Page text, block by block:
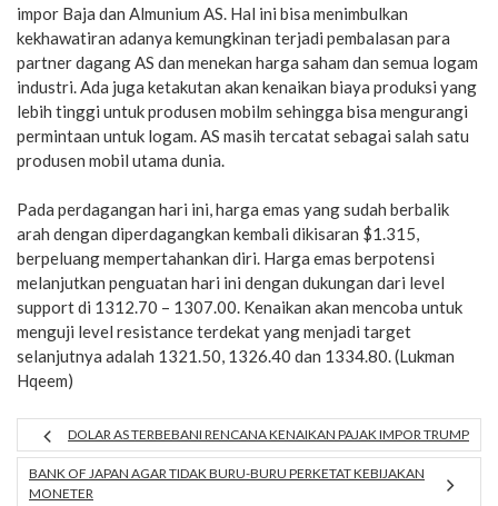
impor Baja dan Almunium AS. Hal ini bisa menimbulkan
kekhawatiran adanya kemungkinan terjadi pembalasan para
partner dagang AS dan menekan harga saham dan semua logam
industri. Ada juga ketakutan akan kenaikan biaya produksi yang
lebih tinggi untuk produsen mobilm sehingga bisa mengurangi
permintaan untuk logam. AS masih tercatat sebagai salah satu
produsen mobil utama dunia.
Pada perdagangan hari ini, harga emas yang sudah berbalik
arah dengan diperdagangkan kembali dikisaran $1.315,
berpeluang mempertahankan diri. Harga emas berpotensi
melanjutkan penguatan hari ini dengan dukungan dari level
support di 1312.70 – 1307.00. Kenaikan akan mencoba untuk
menguji level resistance terdekat yang menjadi target
selanjutnya adalah 1321.50, 1326.40 dan 1334.80. (Lukman
Hqeem)
DOLAR AS TERBEBANI RENCANA KENAIKAN PAJAK IMPOR TRUMP
BANK OF JAPAN AGAR TIDAK BURU-BURU PERKETAT KEBIJAKAN
MONETER